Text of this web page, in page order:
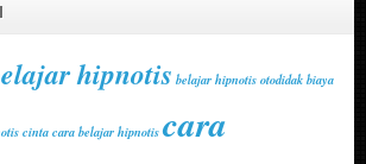
hipnotis belajar hipnotis otodidak biaya
cintacara belajar hipnotis cara